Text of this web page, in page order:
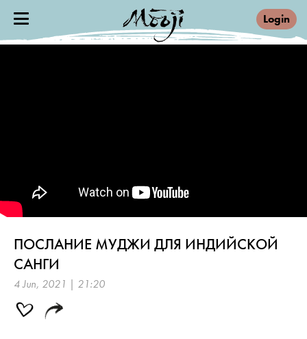
Login
ПОСЛАНИЕ МУДЖИ ДЛЯ ИНДИЙСКОЙ
САНГИ
4 Jun, 2021 | 21:20